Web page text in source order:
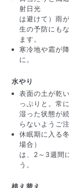
写真と同じも
商品ページに
品を撮影した
も色味やサイ
だけ写真のイ
の目でチェッ
射日光
は避けて）雨
生の予防にも
ます。
寒冷地や霜が
に。
水やり
表面の土が乾
っぷりと。常に
湿った状態が
らないようご
休眠期に入る
場合）
は、2～3週間
う。